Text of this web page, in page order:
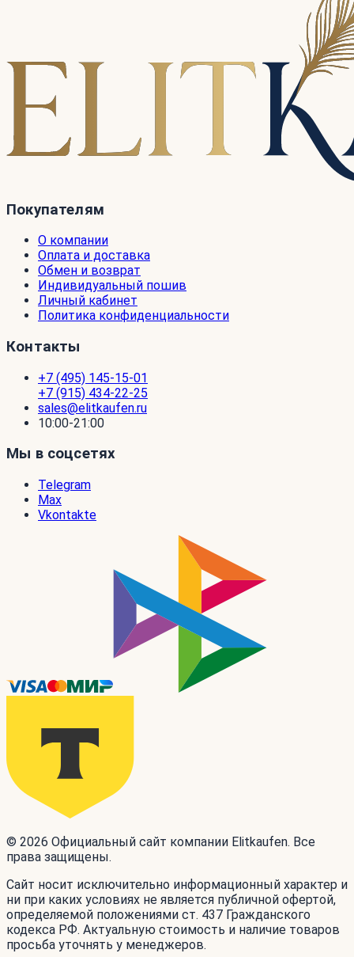
Покупателям
О компании
Оплата и доставка
Обмен и возврат
Индивидуальный пошив
Личный кабинет
Политика конфиденциальности
Контакты
+7 (495) 145-15-01
+7 (915) 434-22-25
sales@elitkaufen.ru
10:00-21:00
Мы в соцсетях
Telegram
Max
Vkontakte
© 2026 Официальный сайт компании Elitkaufen. Все
права защищены.
Сайт носит исключительно информационный характер и
ни при каких условиях не является публичной офертой,
определяемой положениями ст. 437 Гражданского
кодекса РФ. Актуальную стоимость и наличие товаров
просьба уточнять у менеджеров.